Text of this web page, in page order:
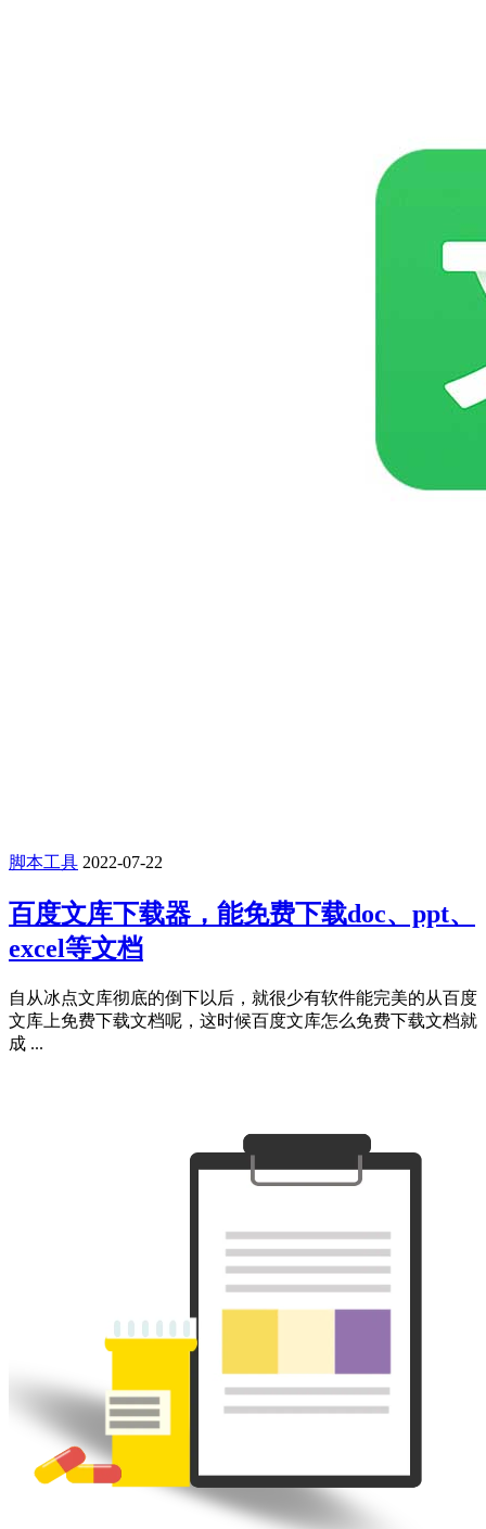
脚本工具 2022-07-22
百度文库下载器，能免费下载doc、ppt、
excel等文档
自从冰点文库彻底的倒下以后，就很少有软件能完美的从百度
文库上免费下载文档呢，这时候百度文库怎么免费下载文档就
成 ...